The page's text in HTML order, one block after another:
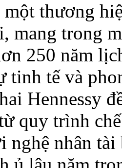
một thương
mang trong
250 năm
tinh tế và
Hennessy
quy trình
nghệ nhân